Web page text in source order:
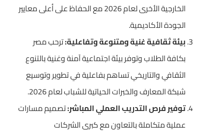
الخارجية الأخرى لعام 2026 مع الحفاظ على أعلى معايير
الجودة الأكاديمية.
بيئة ثقافية غنية ومتنوعة وتفاعلية:ترحب مصر
بكافة الطلاب وتوفر بيئة اجتماعية آمنة وغنية بالتنوع
الثقافي والتاريخي تساهم بفاعلية في تطوير وتوسيع
شبكة المعارف والخبرات الحياتية للشباب لعام 2026.
توفير فرص التدريب العملي المباشر:تصميم مسارات
عملية متكاملة بالتعاون مع كبرى الشركات